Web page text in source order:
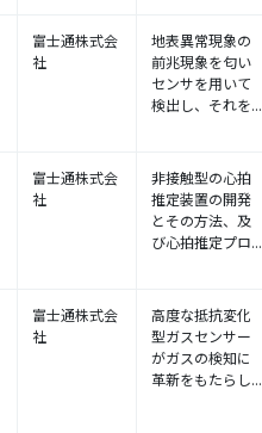
富士通株式会
社
地表異常現象の
前兆現象を匂い
センサを用いて
検出し、それを...
富士通株式会
社
非接触型の心拍
推定装置の開発
とその方法、及
び心拍推定プロ...
富士通株式会
社
高度な抵抗変化
型ガスセンサー
がガスの検知に
革新をもたらし...